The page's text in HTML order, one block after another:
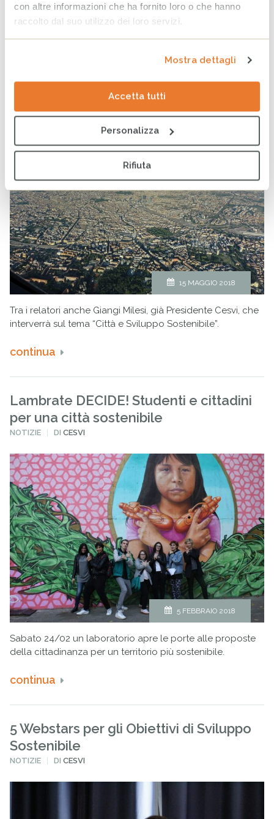
con altre informazioni che ha fornito loro o che hanno
raccolto dal suo utilizzo dei loro servizi.
Mostra dettagli
Accetta tutti
Personalizza
Rifiuta
continua
Conferenza “Città e Cooperazione
Internazionale allo Sviluppo”
IN
CESVI
15 MAGGIO 2018
Tra i relatori anche Giangi Milesi, già Presidente Cesvi, che
interverrà sul tema “Città e Sviluppo Sostenibile”.
continua
Lambrate DECIDE! Studenti e cittadini
per una città sostenibile
PUBBLICATO
NOTIZIE DICESVI
5 FEBBRAIO 2018
Sabato 24/02 un laboratorio apre le porte alle proposte
della cittadinanza per un territorio più sostenibile.
continua
5 Webstars per gli Obiettivi di Sviluppo
Sostenibile
PUBBLICATO
NOTIZIE DICESVI